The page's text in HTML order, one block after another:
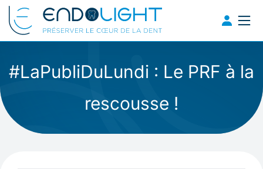
#LaPubliDuLundi : Le PRF à la
rescousse !